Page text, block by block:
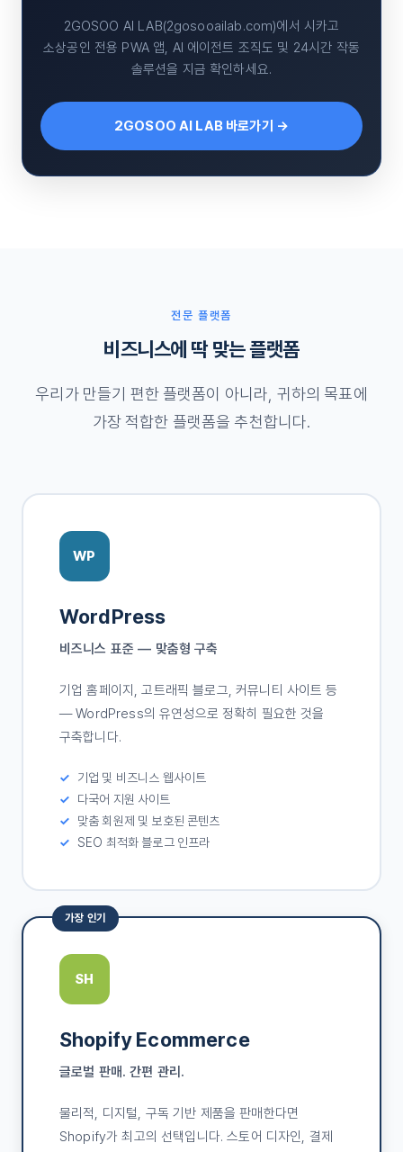
2GOSOO AI LAB(2gosooailab.com)에서 시카고
소상공인 전용 PWA 앱, AI 에이전트 조직도 및 24시간 작동
솔루션을 지금 확인하세요.
2GOSOO AI LAB 바로가기 →
전문 플랫폼
비즈니스에 딱 맞는 플랫폼
우리가 만들기 편한 플랫폼이 아니라, 귀하의 목표에
가장 적합한 플랫폼을 추천합니다.
WP
WordPress
비즈니스 표준 — 맞춤형 구축
기업 홈페이지, 고트래픽 블로그, 커뮤니티 사이트 등
— WordPress의 유연성으로 정확히 필요한 것을
구축합니다.
기업 및 비즈니스 웹사이트
다국어 지원 사이트
맞춤 회원제 및 보호된 콘텐츠
SEO 최적화 블로그 인프라
가장 인기
SH
Shopify Ecommerce
글로벌 판매. 간편 관리.
물리적, 디지털, 구독 기반 제품을 판매한다면
Shopify가 최고의 선택입니다. 스토어 디자인, 결제